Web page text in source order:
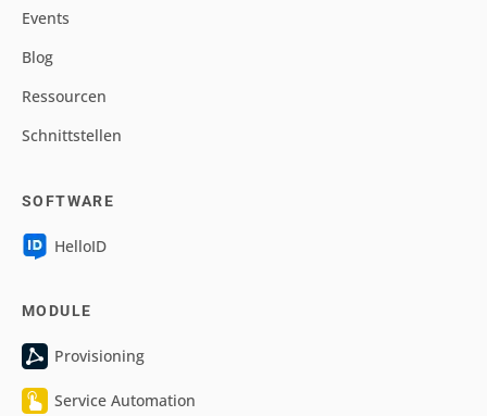
Events
Blog
Ressourcen
Schnittstellen
SOFTWARE
HelloID
MODULE
Provisioning
Service Automation